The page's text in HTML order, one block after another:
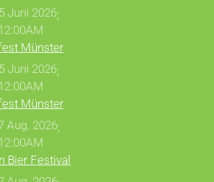
Juni 2026;
Münster
Juni 2026;
Münster
Aug. 2026;
Bier Festival